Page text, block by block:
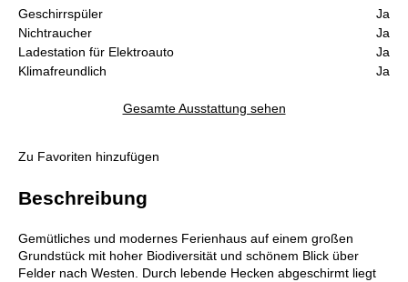
Geschirrspüler
Ja
Nichtraucher
Ja
Ladestation für Elektroauto
Ja
Klimafreundlich
Ja
Gesamte Ausstattung sehen
Zu Favoriten hinzufügen
Beschreibung
Gemütliches und modernes Ferienhaus auf einem großen
Grundstück mit hoher Biodiversität und schönem Blick über
Felder nach Westen. Durch lebende Hecken abgeschirmt liegt